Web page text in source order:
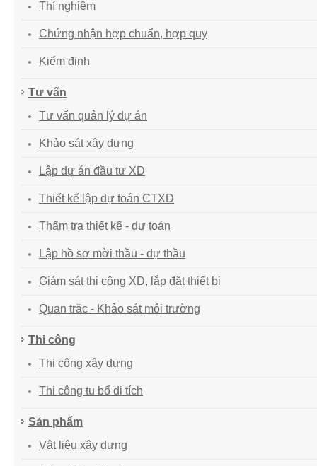
Thí nghiệm
Chứng nhận hợp chuẩn, hợp quy
Kiểm định
Tư vấn
Tư vấn quản lý dự án
Khảo sát xây dựng
Lập dự án đầu tư XD
Thiết kế lập dự toán CTXD
Thẩm tra thiết kế - dự toán
Lập hồ sơ mời thầu - dự thầu
Giám sát thi công XD, lắp đặt thiết bị
Quan trăc - Khảo sát môi trường
Thi công
Thi công xây dựng
Thi công tu bổ di tích
Sản phẩm
Vật liệu xây dựng